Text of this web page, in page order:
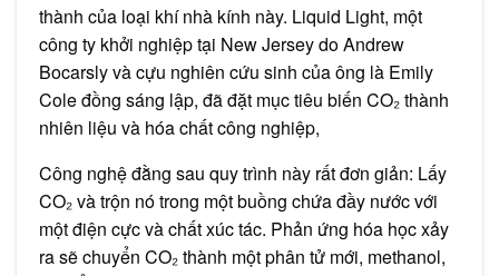
thành của loại khí nhà kính này. Liquid Light, một
công ty khởi nghiệp tại New Jersey do Andrew
Bocarsly và cựu nghiên cứu sinh của ông là Emily
Cole đồng sáng lập, đã đặt mục tiêu biến CO₂ thành
nhiên liệu và hóa chất công nghiệp,
Công nghệ đằng sau quy trình này rất đơn giản: Lấy
CO₂ và trộn nó trong một buồng chứa đầy nước với
một điện cực và chất xúc tác. Phản ứng hóa học xảy
ra sẽ chuyển CO₂ thành một phân tử mới, methanol,